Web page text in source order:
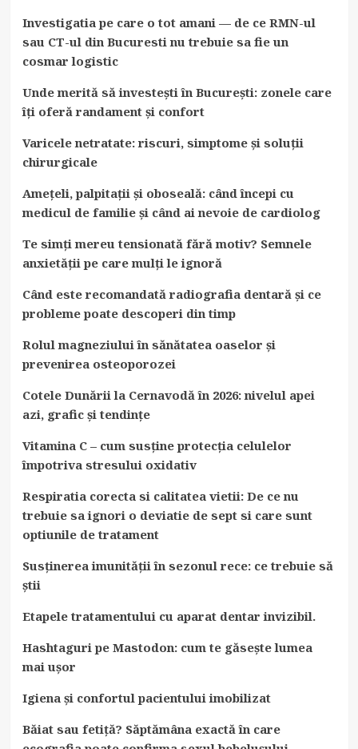
Investigatia pe care o tot amani — de ce RMN-ul
sau CT-ul din Bucuresti nu trebuie sa fie un
cosmar logistic
Unde merită să investești în București: zonele care
îți oferă randament și confort
Varicele netratate: riscuri, simptome și soluții
chirurgicale
Amețeli, palpitații și oboseală: când începi cu
medicul de familie și când ai nevoie de cardiolog
Te simți mereu tensionată fără motiv? Semnele
anxietății pe care mulți le ignoră
Când este recomandată radiografia dentară și ce
probleme poate descoperi din timp
Rolul magneziului în sănătatea oaselor și
prevenirea osteoporozei
Cotele Dunării la Cernavodă în 2026: nivelul apei
azi, grafic și tendințe
Vitamina C – cum susține protecția celulelor
împotriva stresului oxidativ
Respiratia corecta si calitatea vietii: De ce nu
trebuie sa ignori o deviatie de sept si care sunt
optiunile de tratament
Susținerea imunității în sezonul rece: ce trebuie să
știi
Etapele tratamentului cu aparat dentar invizibil.
Hashtaguri pe Mastodon: cum te găsește lumea
mai ușor
Igiena și confortul pacientului imobilizat
Băiat sau fetiță? Săptămâna exactă în care